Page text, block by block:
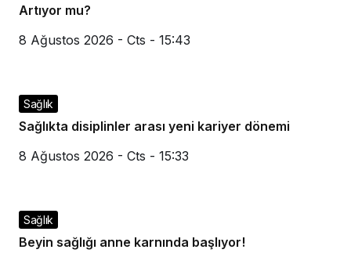
Artıyor mu?
8 Ağustos 2026 - Cts - 15:43
Sağlık
Sağlıkta disiplinler arası yeni kariyer dönemi
8 Ağustos 2026 - Cts - 15:33
Sağlık
Beyin sağlığı anne karnında başlıyor!